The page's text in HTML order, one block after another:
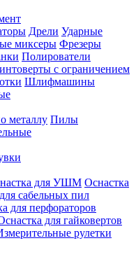
Дрели Ударные
миксеры Фрезеры
Полирователи
с ограничением
Шлифмашины
металлу Пилы
для УШМ Оснастка
сабельных пил
для перфораторов
для гайковертов
рулетки